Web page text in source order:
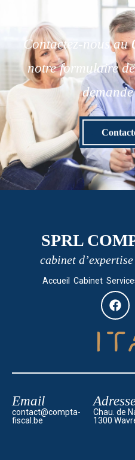
Contactez-nous au
notre formulaire
SPRL
cabinet
Accueil Cabinet
Email
contact@compta-
fiscal.be
Chau. de
1300